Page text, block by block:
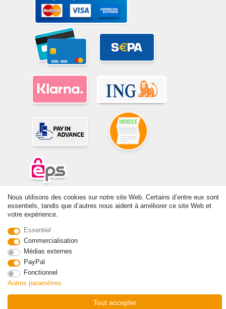
© Copyright 2026 | Tous droits réservés. -Tous droits réservés – Les
prix indiqués par le Vendeur au moment de la commande sont libellés
en Euros TTC. Les conditions s’appliquent aux livraisons en France !
Nous utilisons des cookies sur notre site Web. Certains d’entre eux sont
essentiels, tandis que d’autres nous aident à améliorer ce site Web et
votre expérience.
Essentiel
Commercialisation
Médias externes
PayPal
Fonctionnel
Autres paramètres
Tout accepter
Rétracter le contrat ici